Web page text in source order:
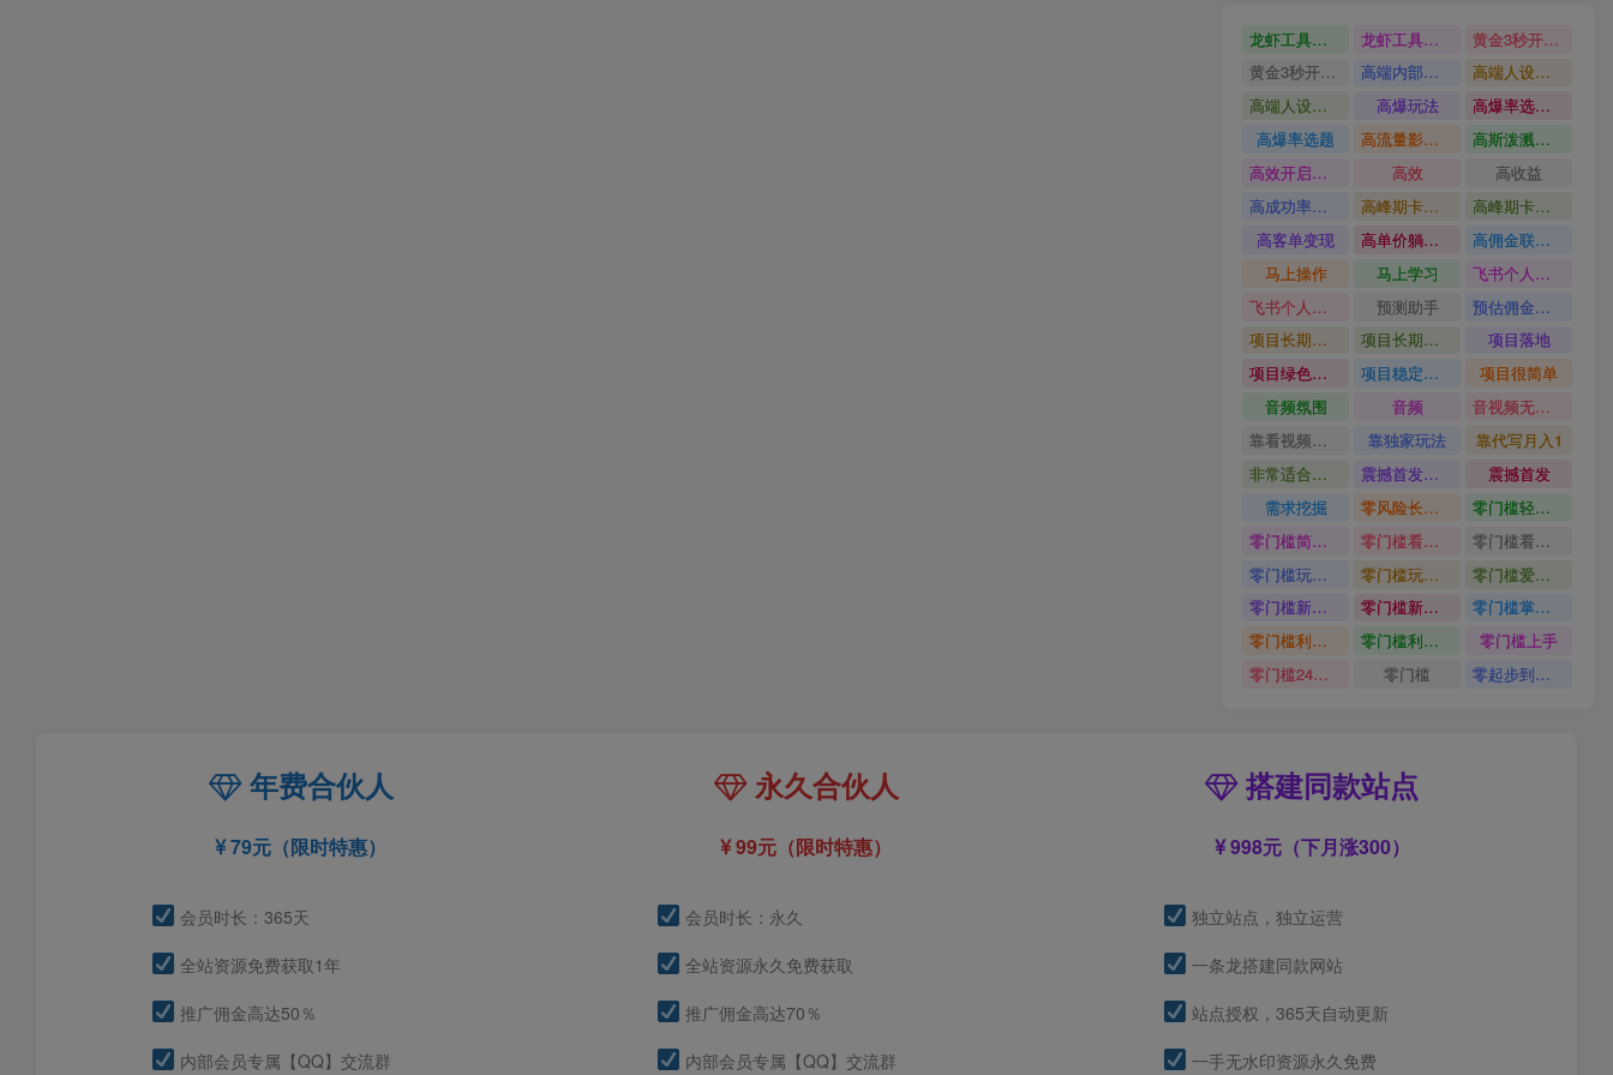
龙虾工具完整部署教学图文视频理财多赛道AI变现 龙虾工具完整部署教学
黄金3秒开头与标题海报玩法六大运营硬核技能高效变现
黄金3秒开头与标题海报玩法
高端内部魔灵召唤挂G打金
高端人设搭建积累客户信任图文剪辑谈单转化实操教学
高端人设搭建积累客户信任
高爆玩法
高爆率选题方法
高爆率选题
高流量影视片
高斯泼溅与游戏化交互课程
高效开启跨境賺钱新通道
高效
高收益
高成功率爆款全流程打法
高峰期卡顿利润被抽干私域直播核心痛点解析
高峰期卡顿利润被抽干
高客单变现
高单价躺賺玩法
高佣金联盟课
马上操作
马上学习
飞书个人版100G注册教程无需额外扩容
飞书个人版100G注册教程
预测助手
预估佣金有2200
项目长期稳定宝妈上班族既能兼职增收
项目长期稳定
项目落地
项目绿色长久
项目稳定落地两年以上
项目很简单
音频氛围
音频
音视频无损切割剪辑神器
靠看视频就能在YouTube上賺到钱
靠独家玩法
靠代写月入1
非常适合小白快速上手
震撼首发小白利用电脑做游戏搬砖
震撼首发
需求挖掘
零风险长期做
零门槛轻资产创业
零门槛简单易上手
零门槛看完就能上手只需一部手机轻松日收30
零门槛看完就能上手
零门槛玩转伙伴计划与精选独家单日稳定收益1k
零门槛玩转伙伴计划与精选独家
零门槛爱奇艺变现冷门赛道
零门槛新手快速入门闲鱼电商日赚百元新手必看教程
零门槛新手快速入门闲鱼电商日赚百元
零门槛掌握汽车赛道变现玩法
零门槛利用AI只需几分钟轻松做出带货短视频
零门槛利用AI
零门槛上手
零门槛24小时无人值守被动创收项目
零门槛 零起步到独立实操
年费合伙人
79元（限时特惠）
会员时长：365天
全站资源免费获取1年
推广佣金高达50％
内部会员专属【QQ】交流群
永久合伙人
99元（限时特惠）
会员时长：永久
全站资源永久免费获取
推广佣金高达70％
内部会员专属【QQ】交流群
搭建同款站点
998元（下月涨300）
独立站点，独立运营
一条龙搭建同款网站
站点授权，365天自动更新
一手无水印资源永久免费